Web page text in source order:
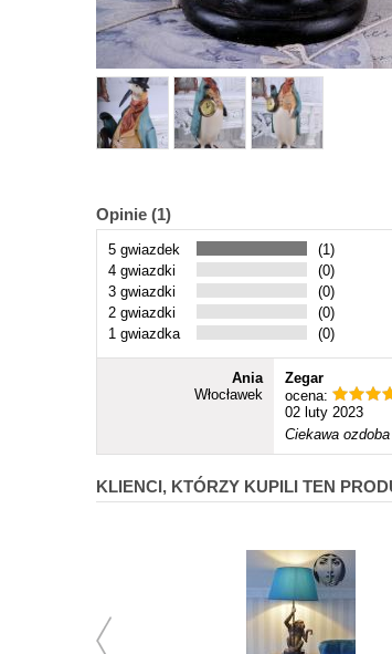
Opinie (1)
5 gwiazdek
(1)
4 gwiazdki
(0)
3 gwiazdki
(0)
2 gwiazdki
(0)
1 gwiazdka
(0)
Ania
Włocławek
Zegar
ocena:
02 luty 2023
Ciekawa
KLIENCI, KTÓRZY KUPILI TEN